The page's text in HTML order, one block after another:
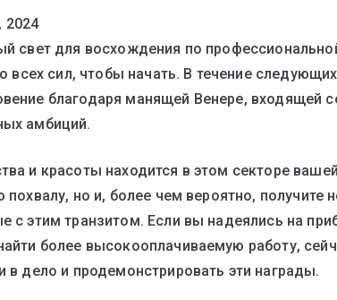
свет для восхождения по
всех сил, чтобы начать. В течение
благодаря манящей Венере, входящей
амбиций.
и красоты находится в этом секторе
похвалу, но и, более чем вероятно,
с этим транзитом. Если вы надеялись на
более высокооплачиваемую работу,
в дело и продемонстрировать эти награды.